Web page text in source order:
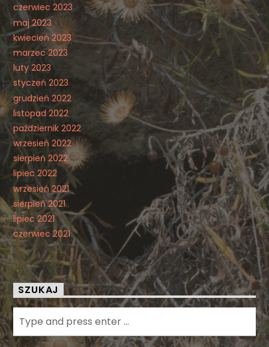
czerwiec 2023
maj 2023
kwiecień 2023
marzec 2023
luty 2023
styczeń 2023
grudzień 2022
listopad 2022
październik 2022
wrzesień 2022
sierpień 2022
lipiec 2022
wrzesień 2021
sierpień 2021
lipiec 2021
czerwiec 2021
SZUKAJ